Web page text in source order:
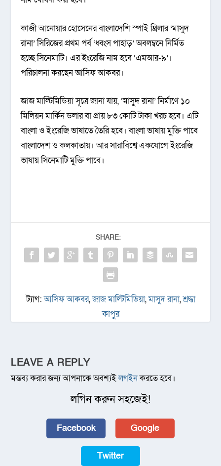
কাজী আনোয়ার হোসেনের বাংলাদেশি স্পাই থ্রিলার ‘মাসুদ
রানা’ সিরিজের প্রথম পর্ব ‘ধ্বংস পাহাড়’ অবলম্বনে নির্মিত
হচ্ছে সিনেমাটি। এর ইংরেজি নাম হবে ‘এমআর-৯’।
পরিচালনা করছেন আসিফ আকবর।
জাজ মাল্টিমিডিয়া সূত্রে জানা যায়, ‘মাসুদ রানা’ নির্মাণে ১০
মিলিয়ন মার্কিন ডলার বা প্রায় ৮৩ কোটি টাকা খরচ হবে। এটি
বাংলা ও ইংরেজি ভাষাতে তৈরি হবে। বাংলা ভাষায় মুক্তি পাবে
বাংলাদেশ ও কলকাতায়। আর সারাবিশ্বে একযোগে ইংরেজি
ভাষায় সিনেমাটি মুক্তি পাবে।
SHARE:
ট্যাগ:আসিফ আকবর,জাজ মাল্টিমিডিয়া,মাসুদ রানা,শ্রদ্ধা
কাপুর
LEAVE A REPLY
মন্তব্য করার জন্য আপনাকে অবশ্যইলগইনকরতে হবে।
লগিন করুন সহজেই!
Facebook Google
Twitter